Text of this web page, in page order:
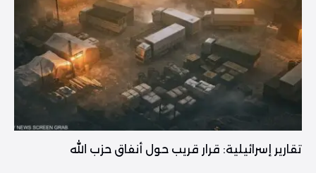
تقارير إسرائيلية: قرار قريب حول أنفاق حزب الله